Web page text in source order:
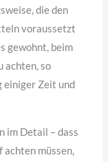
die den
voraussetzt
gewohnt, beim
achten, so
einiger Zeit und
im Detail – dass
achten müssen,